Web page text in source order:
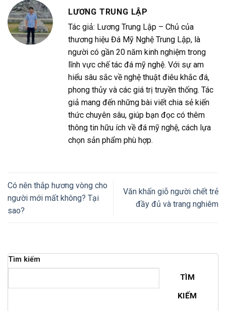
LƯƠNG TRUNG LẬP
Tác giả: Lương Trung Lập – Chủ của
thương hiệu Đá Mỹ Nghệ Trung Lập, là
người có gần 20 năm kinh nghiệm trong
lĩnh vực chế tác đá mỹ nghệ. Với sự am
hiểu sâu sắc về nghệ thuật điêu khắc đá,
phong thủy và các giá trị truyền thống. Tác
giả mang đến những bài viết chia sẻ kiến
thức chuyên sâu, giúp bạn đọc có thêm
thông tin hữu ích về đá mỹ nghệ, cách lựa
chọn sản phẩm phù hợp.
Có nên thắp hương vòng cho
người mới mất không? Tại
sao?
Văn khấn giỗ người chết trẻ
đầy đủ và trang nghiêm
Tìm kiếm
TÌM
KIẾM